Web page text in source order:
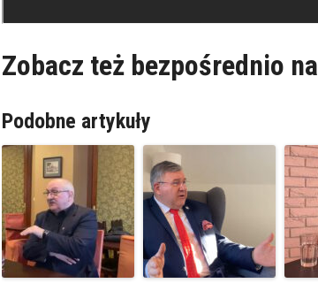
Zobacz też bezpośrednio na
Podobne artykuły